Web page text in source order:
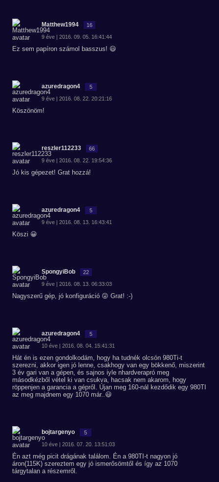
Matthew1994 16
9 éve | 2016. 09. 05. 16:41:44
Ez sem papíron számol basszus! 😃
azuredragon4 5
9 éve | 2016. 08. 22. 20:21:16
Köszönöm!
reszler112233 66
9 éve | 2016. 08. 22. 19:54:36
Jó kis gépezet! Grat hozzá!
azuredragon4 5
9 éve | 2016. 08. 13. 16:43:41
Köszi 😀
SpongyiBob 22
9 éve | 2016. 08. 13. 06:33:03
Nagyszerű gép, jó konfiguráció 😜 Grat! :-)
azuredragon4 5
10 éve | 2016. 08. 04. 15:41:31
Hát én is ezen gondolkodám, hogy ha tudnék olcsón 980Ti-t
szerezni, akkor igen jó lenne, csakhogy van egy bökkenő, miszerint
3 év gari van a gépen, és sajnos iyle nhardverapró meg
másodkézből vétel ki van csukva, hacsak nem akarom, hogy
röppenjen a garancia a gépről. Újan meg 160-nál kezdődik egy 980TI
az meg majdnem egy 1070 már..😃
bojtargenyo 5
10 éve | 2016. 07. 20. 13:51:03
Én azt még picit drágának találom. Én a 980TI-t nagyon jó
áron(115K) szereztem egy jó ismerősömtől és így az 1070
tárgytalan a részemről.